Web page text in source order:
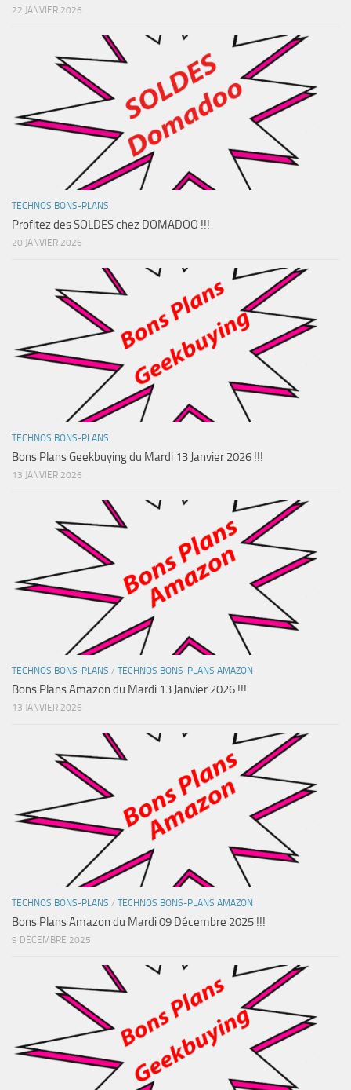
22 JANVIER 2026
TECHNOS BONS-PLANS
Profitez des SOLDES chez DOMADOO !!!
20 JANVIER 2026
TECHNOS BONS-PLANS
Bons Plans Geekbuying du Mardi 13 Janvier 2026 !!!
13 JANVIER 2026
TECHNOS BONS-PLANS / TECHNOS BONS-PLANS AMAZON
Bons Plans Amazon du Mardi 13 Janvier 2026 !!!
13 JANVIER 2026
TECHNOS BONS-PLANS / TECHNOS BONS-PLANS AMAZON
Bons Plans Amazon du Mardi 09 Décembre 2025 !!!
9 DÉCEMBRE 2025